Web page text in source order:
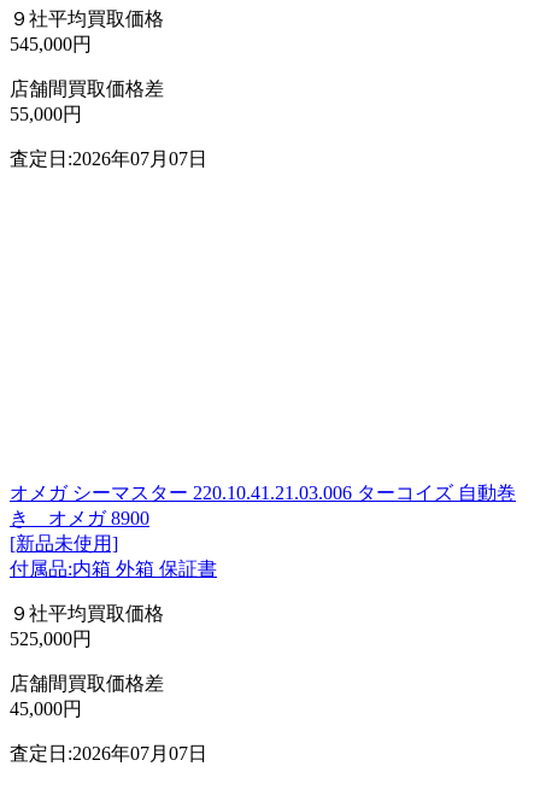
９社平均買取価格
545,000円
店舗間買取価格差
55,000円
査定日:2026年07月07日
オメガ シーマスター 220.10.41.21.03.006 ターコイズ 自動巻
き オメガ 8900
[新品未使用]
付属品:内箱 外箱 保証書
９社平均買取価格
525,000円
店舗間買取価格差
45,000円
査定日:2026年07月07日